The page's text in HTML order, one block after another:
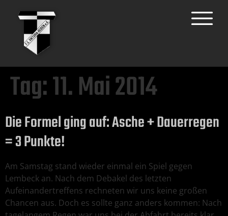
Tag:11. Mai 2014
Die Formel ging auf: Asche + Dauerregen
= 3 Punkte!
Am Samstag stand wieder einmal ein Spiel gegen
Lembeck an. Nach dem Debakel des letzten
Aufeinandertreffens rechneten wir uns keine großen
Chancen aus. Doch es sollte ganz anders kommen: Nach